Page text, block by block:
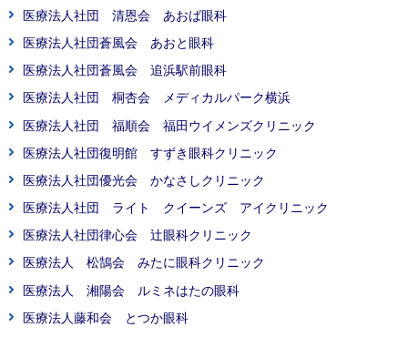
医療法人社団 清恩会 あおば眼科
医療法人社団蒼風会 あおと眼科
医療法人社団蒼風会 追浜駅前眼科
医療法人社団 桐杏会 メディカルパーク横浜
医療法人社団 福順会 福田ウイメンズクリニック
医療法人社団復明館 すずき眼科クリニック
医療法人社団優光会 かなさしクリニック
医療法人社団 ライト クイーンズ アイクリニック
医療法人社団律心会 辻眼科クリニック
医療法人 松鵠会 みたに眼科クリニック
医療法人 湘陽会 ルミネはたの眼科
医療法人藤和会 とつか眼科